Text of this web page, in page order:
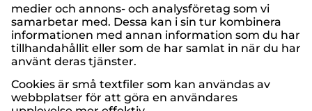
medier och annons- och analysföretag som vi
samarbetar med. Dessa kan i sin tur kombinera
informationen med annan information som du har
tillhandahållit eller som de har samlat in när du har
använt deras tjänster.
Cookies är små textfiler som kan användas av
webbplatser för att göra en användares